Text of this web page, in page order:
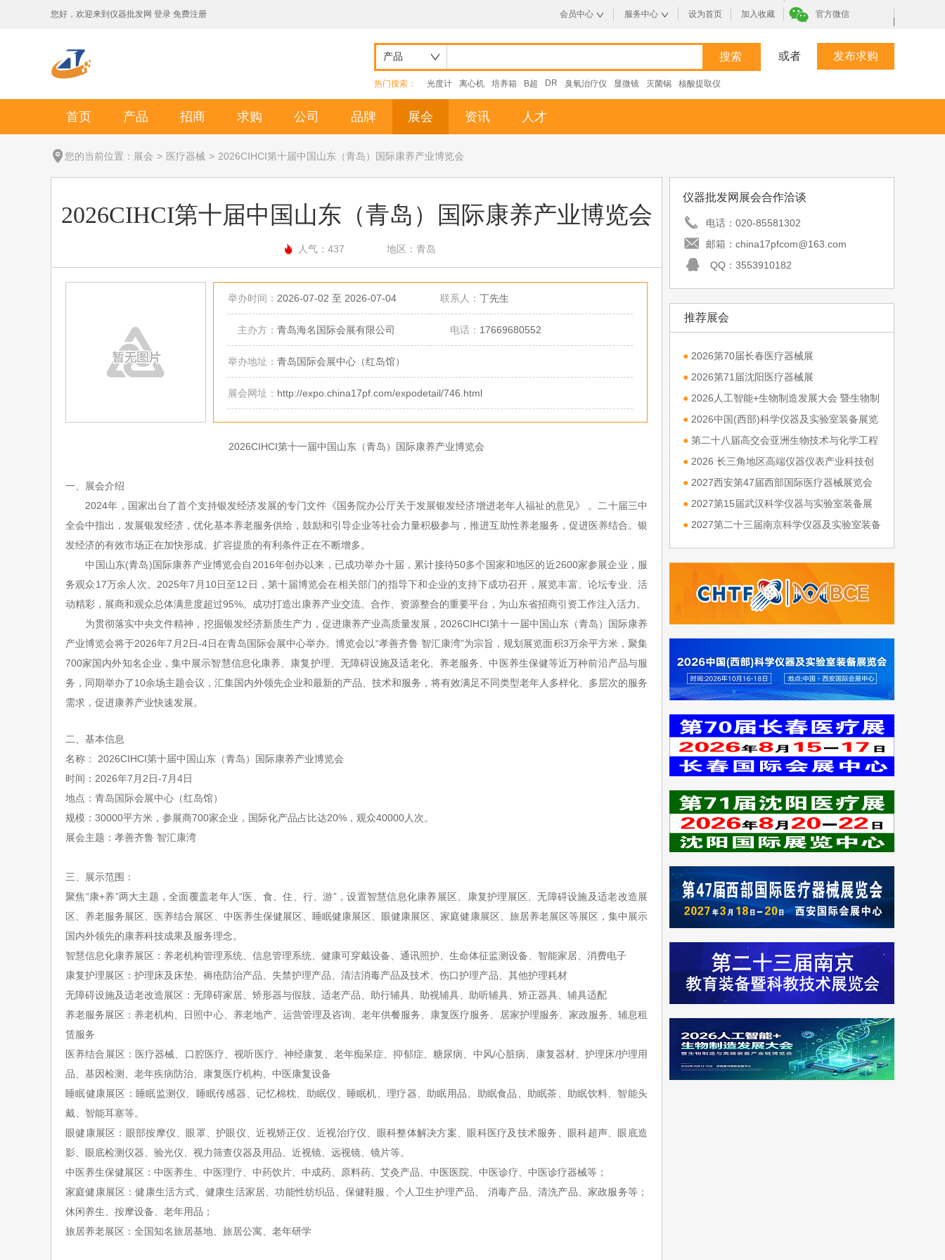
您好，欢迎来到 仪器批发网 登录 免费注册 会员中心 服务中心 设为首页 加入收藏 官方微信
产品
热门搜索： 光度计 离心机 培养箱 B超 DR 臭氧治疗仪 显微镜 灭菌锅 核酸提取仪
或者 发布求购
首页 产品 招商 求购 公司 品牌 展会 资讯 人才
您的当前位置： 展会 > 医疗器械 > 2026CIHCI第十届中国山东（青岛）国际康养产业博览会
2026CIHCI第十届中国山东（青岛）国际康养产业博览会
人气：437 地区：青岛
举办时间： 2026-07-02 至 2026-07-04 联系人： 丁先生
主办方： 青岛海名国际会展有限公司 电话： 17669680552
举办地址： 青岛国际会展中心（红岛馆）
展会网址： http://expo.china17pf.com/expodetail/746.html
2026CIHCI第十一届中国山东（青岛）国际康养产业博览会
一、展会介绍
2024年，国家出台了首个支持银发经济发展的专门文件《国务院办公厅关于发展银发经济增进老年人福祉的意见》 。二十届三中
全会中指出，发展银发经济，优化基本养老服务供给，鼓励和引导企业等社会力量积极参与，推进互助性养老服务，促进医养结合。银
发经济的有效市场正在加快形成、扩容提质的有利条件正在不断增多。
中国山东(青岛)国际康养产业博览会自2016年创办以来，已成功举办十届，累计接待50多个国家和地区的近2600家参展企业，服
务观众17万余人次。2025年7月10日至12日，第十届博览会在相关部门的指导下和企业的支持下成功召开，展览丰富、论坛专业、活
动精彩，展商和观众总体满意度超过95%。成功打造出康养产业交流、合作、资源整合的重要平台，为山东省招商引资工作注入活力。
为贯彻落实中央文件精神，挖掘银发经济新质生产力，促进康养产业高质量发展，2026CIHCI第十一届中国山东（青岛）国际康养
产业博览会将于2026年7月2日-4日在青岛国际会展中心举办。博览会以“孝善齐鲁 智汇康湾”为宗旨，规划展览面积3万余平方米，聚集
700家国内外知名企业，集中展示智慧信息化康养、康复护理、无障碍设施及适老化、养老服务、中医养生保健等近万种前沿产品与服
务，同期举办了10余场主题会议，汇集国内外领先企业和最新的产品、技术和服务，将有效满足不同类型老年人多样化、多层次的服务
需求，促进康养产业快速发展。
二、基本信息
名称：
2026CIHCI第十届中国山东（青岛）国际康养产业博览会
时间： 2026年7月2日-7月4日
地点：青岛国际会展中心（红岛馆）
规模： 30000平方米，参展商700家企业，国际化产品占比达20%，观众40000人次。
展会主题：孝善齐鲁 智汇康湾
三、展示范围：
聚焦“康+养”两大主题，全面覆盖老年人“医、食、住、行、游”，设置智慧信息化康养展区、 康复护理展区、无障碍设施及适老改造展
区、 养老服务展区、 医养结合展区、中医养生保健展区、 睡眠健康展区、眼健康展区、家庭健康展区、 旅居养老展区等展区，集中展示
国内外领先的康养科技成果及服务理念。
智慧信息化康养展区 ：养老机构管理系统、信息管理系统、健康可穿戴设备、通讯照护、生命体征监测设备、智能家居、消费电子
康复护理展区： 护理床及床垫、褥疮防治产品、失禁护理产品、清洁消毒产品及技术、伤口护理产品、其他护理耗材
无障碍设施及适老改造展区 ： 无障碍家居、矫形器与假肢、适老产品、助行辅具、助视辅具、助听辅具、矫正器具、辅具适配
养老服务展区： 养老机构、日照中心、养老地产、运营管理及咨询、老年供餐服务、康复医疗服务、居家护理服务、家政服务、辅息租
赁服务
医养结合展区： 医疗器械、口腔医疗、视听医疗、神经康复、老年痴呆症、抑郁症、糖尿病、中风/心脏病、康复器材、护理床/护理用
品、基因检测、老年疾病防治、康复医疗机构、中医康复设备
睡眠健康展区： 睡眠监测仪、睡眠传感器、记忆棉枕、助眠仪、睡眠机、理疗器、助眠用品、助眠食品、助眠茶、助眠饮料、智能头
戴、智能耳塞等。
眼健康展区： 眼部按摩仪、眼罩、护眼仪、近视矫正仪、近视治疗仪、眼科整体解决方案、眼科医疗及技术服务、眼科超声、眼底造
影、眼底检测仪器、验光仪、视力筛查仪器及用品、近视镜、远视镜、镜片等。
中医养生保健展区： 中医养生、中医理疗、中药饮片、中成药、原料药、艾灸产品、中医医院、中医诊疗、中医诊疗器械等；
家庭健康展区：健康生活方式、健康生活家居、功能性纺织品、保健鞋服、个人卫生护理产品、
消毒产品、清洗产品、家政服务等；
休闲养生、按摩设备、老年用品；
旅居养老展区： 全国知名旅居基地、旅居公寓、老年研学
仪器批发网展会合作洽谈
电话： 020-85581302
邮箱： china17pfcom@163.com
QQ： 3553910182
推荐展会
● 2026第70届长春医疗器械展
● 2026第71届沈阳医疗器械展
● 2026人工智能+生物制造发展大会 暨生物制
造与高端装备产业链博览会
● 2026中国(西部)科学仪器及实验室装备展览
会
● 第二十八届高交会亚洲生物技术与化学工程
展览会
● 2026 长三角地区高端仪器仪表产业科技创
新发展大会
● 2027西安第47届西部国际医疗器械展览会
● 2027第15届武汉科学仪器与实验室装备展
览会
● 2027第二十三届南京科学仪器及实验室装备
展览会